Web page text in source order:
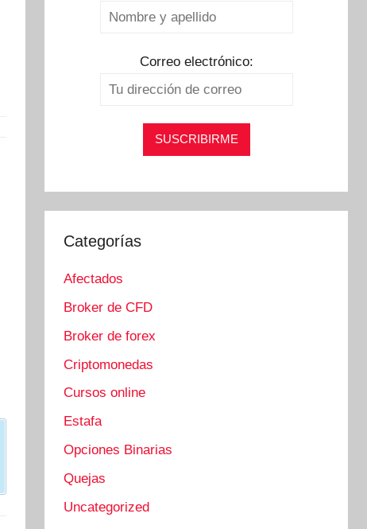
Correo electrónico:
Categorías
Afectados
Broker de CFD
Broker de forex
Criptomonedas
Cursos online
Estafa
Opciones Binarias
Quejas
Uncategorized